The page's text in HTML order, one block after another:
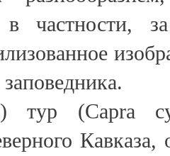
в частности,
тур (Capra